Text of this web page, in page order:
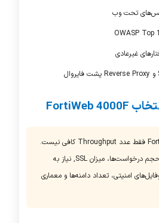
FortiWeb 4000F
فقط عدد Throughput کافی نیست.
حجم درخواست‌ها، میزان SSL, نیاز به
امنیتی، تعداد دامنه‌ها و معماری